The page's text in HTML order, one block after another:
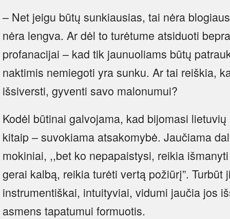
– Net jeigu būtų sunkiausias, tai nėra
nėra lengva. Ar dėl to turėtume atsiduoti
profanacijai – kad tik jaunuoliams būtų
naktimis nemiegoti yra sunku. Ar tai reiškia,
išsiversti, gyventi savo malonumui?
Kodėl būtinai galvojama, kad bijomasi
kitaip – suvokiama atsakomybė. Jaučiama
mokiniai, ,,bet ko nepapaistysi, reikia
gerai kalbą, reikia turėti vertą požiūrį”.
instrumentiškai, intuityviai, vidumi jaučia jos
asmens tapatumui formuotis.